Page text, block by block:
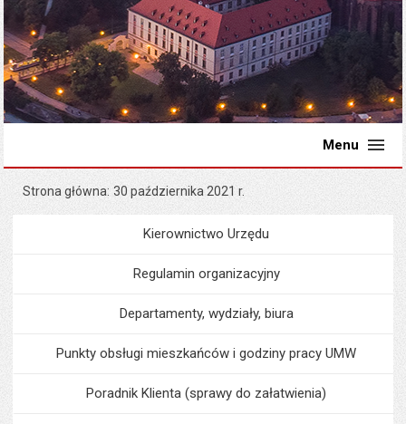
Menu
Strona główna 30 października 2021 r.
MenuUrząd Miejski
Kierownictwo Urzędu
Regulamin organizacyjny
Departamenty, wydziały, biura
Punkty obsługi mieszkańców i godziny pracy UMW
Poradnik Klienta (sprawy do załatwienia)